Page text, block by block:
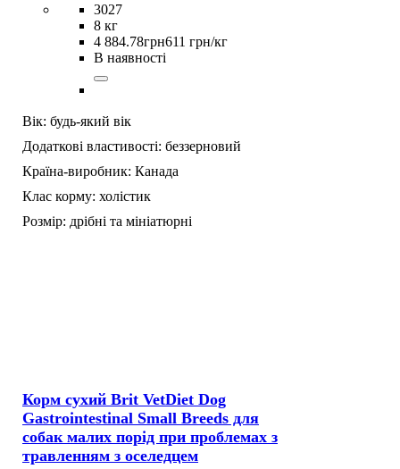
3027
8 кг
4 884.78грн611 грн/кг
В наявності
Вік: будь-який вік
Додаткові властивості: беззерновий
Країна-виробник: Канада
Клас корму: холістик
Розмір: дрібні та мініатюрні
Корм сухий Brit VetDiet Dog
Gastrointestinal Small Breeds для
собак малих порід при проблемах з
травленням з оселедцем